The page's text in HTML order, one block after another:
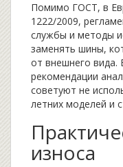
Помимо ГОСТ, в
1222/2009,
службы и методы
заменять шины,
от внешнего вида.
рекомендации
советуют не
летних моделей и
износа